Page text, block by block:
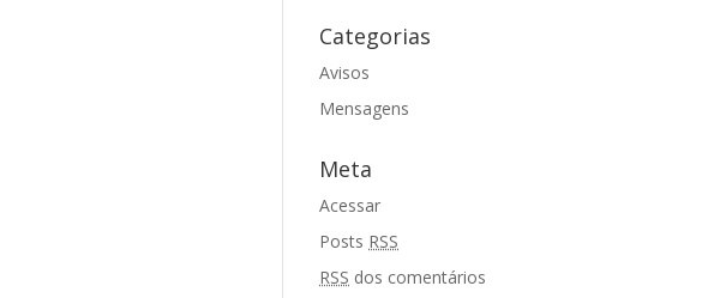
Categorias
Avisos
Mensagens
Meta
Acessar
Posts RSS
RSS dos comentários